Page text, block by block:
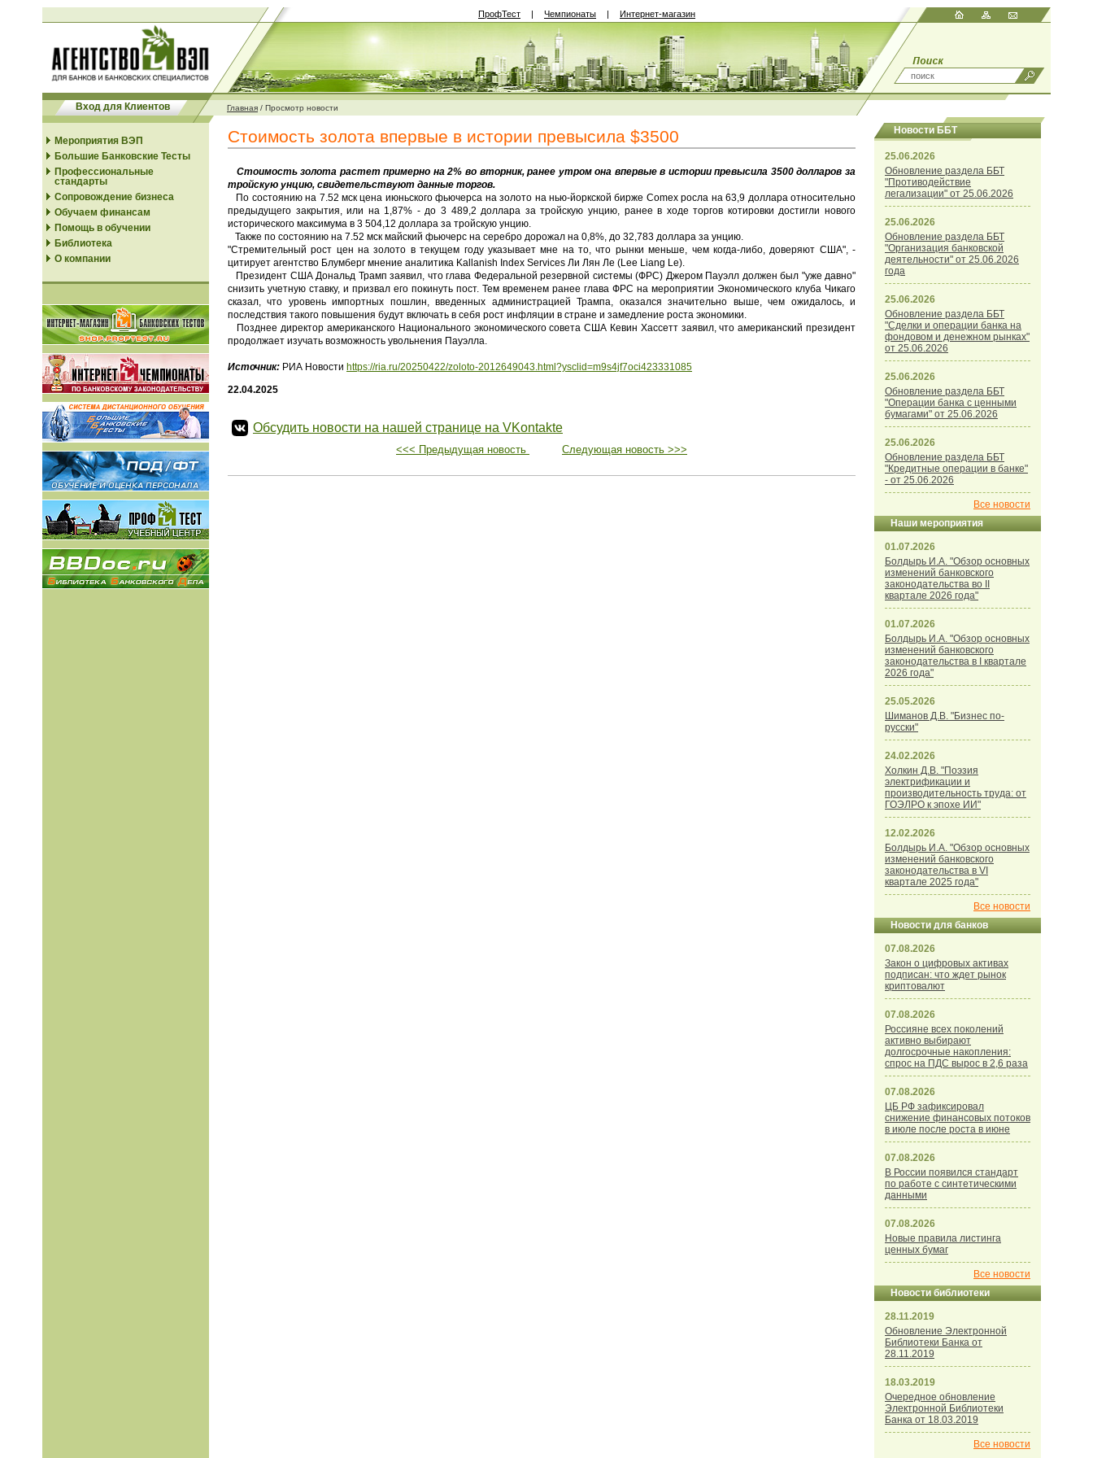
ПрофТест | Чемпионаты | Интернет-магазин
Вход для Клиентов Главная / Просмотр новости
Мероприятия ВЭП
Большие Банковские Тесты
Профессиональные
стандарты
Сопровождение бизнеса
Обучаем финансам
Помощь в обучении
Библиотека
О компании
Стоимость золота впервые в истории превысила $3500
Стоимость золота растет примерно на 2% во вторник, ранее утром она впервые в истории превысила 3500 долларов за
тройскую унцию, свидетельствуют данные торгов.
По состоянию на 7.52 мск цена июньского фьючерса на золото на нью-йоркской бирже Comex росла на 63,9 доллара относительно
предыдущего закрытия, или на 1,87% - до 3 489,2 доллара за тройскую унцию, ранее в ходе торгов котировки достигли нового
исторического максимума в 3 504,12 доллара за тройскую унцию.
Также по состоянию на 7.52 мск майский фьючерс на серебро дорожал на 0,8%, до 32,783 доллара за унцию.
"Стремительный рост цен на золото в текущем году указывает мне на то, что рынки меньше, чем когда-либо, доверяют США", -
цитирует агентство Блумберг мнение аналитика Kallanish Index Services Ли Лян Ле (Lee Liang Le).
Президент США Дональд Трамп заявил, что глава Федеральной резервной системы (ФРС) Джером Пауэлл должен был "уже давно"
снизить учетную ставку, и призвал его покинуть пост. Тем временем ранее глава ФРС на мероприятии Экономического клуба Чикаго
сказал, что уровень импортных пошлин, введенных администрацией Трампа, оказался значительно выше, чем ожидалось, и
последствия такого повышения будут включать в себя рост инфляции в стране и замедление роста экономики.
Позднее директор американского Национального экономического совета США Кевин Хассетт заявил, что американский президент
продолжает изучать возможность увольнения Пауэлла.
Источник: РИА Новости https://ria.ru/20250422/zoloto-2012649043.html?ysclid=m9s4jf7oci423331085
22.04.2025
Обсудить новости на нашей странице на VKontakte
<<< Предыдущая новость Следующая новость >>>
Новости ББТ
25.06.2026
Обновление раздела ББТ
"Противодействие
легализации" от 25.06.2026
25.06.2026
Обновление раздела ББТ
"Организация банковской
деятельности" от 25.06.2026
года
25.06.2026
Обновление раздела ББТ
"Сделки и операции банка на
фондовом и денежном рынках"
от 25.06.2026
25.06.2026
Обновление раздела ББТ
"Операции банка с ценными
бумагами" от 25.06.2026
25.06.2026
Обновление раздела ББТ
"Кредитные операции в банке"
- от 25.06.2026
Все новости
Наши мероприятия
01.07.2026
Болдырь И.А. "Обзор основных
изменений банковского
законодательства во II
квартале 2026 года"
01.07.2026
Болдырь И.А. "Обзор основных
изменений банковского
законодательства в I квартале
2026 года"
25.05.2026
Шиманов Д.В. "Бизнес по-
русски"
24.02.2026
Холкин Д.В. "Поэзия
электрификации и
производительность труда: от
ГОЭЛРО к эпохе ИИ"
12.02.2026
Болдырь И.А. "Обзор основных
изменений банковского
законодательства в VI
квартале 2025 года"
Все новости
Новости для банков
07.08.2026
Закон о цифровых активах
подписан: что ждет рынок
криптовалют
07.08.2026
Россияне всех поколений
активно выбирают
долгосрочные накопления:
спрос на ПДС вырос в 2,6 раза
07.08.2026
ЦБ РФ зафиксировал
снижение финансовых потоков
в июле после роста в июне
07.08.2026
В России появился стандарт
по работе с синтетическими
данными
07.08.2026
Новые правила листинга
ценных бумаг
Все новости
Новости библиотеки
28.11.2019
Обновление Электронной
Библиотеки Банка от
28.11.2019
18.03.2019
Очередное обновление
Электронной Библиотеки
Банка от 18.03.2019
Все новости